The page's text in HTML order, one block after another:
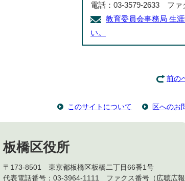
電話：03-3579-2633 ファ
教育委員会事務局 生
い。
前の
このサイトについて 区へのお
板橋区役所
〒173-8501 東京都板橋区板橋二丁目66番1号
代表電話番号：03-3964-1111 ファクス番号（広聴広